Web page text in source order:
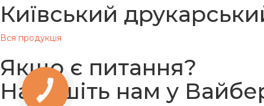
Київський
Вся продукція
Якщо є питання?
Напишіть нам у